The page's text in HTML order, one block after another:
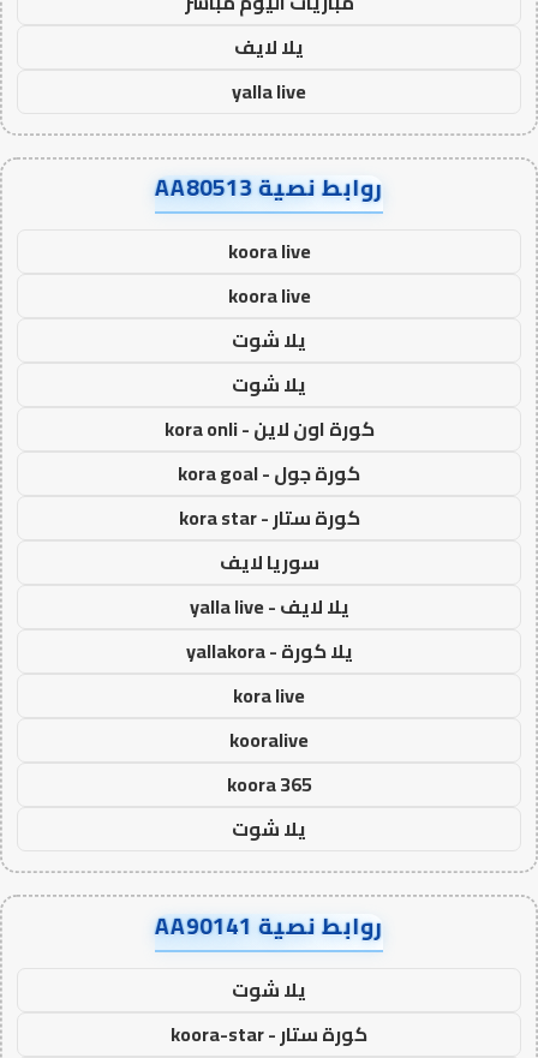
يلا لايف
yalla live
روابط نصية AA80513
koora live
koora live
يلا شوت
يلا شوت
كورة اون لاين - kora onli
كورة جول - kora goal
كورة ستار - kora star
سوريا لايف
يلا لايف - yalla live
يلا كورة - yallakora
kora live
kooralive
koora 365
يلا شوت
روابط نصية AA90141
يلا شوت
كورة ستار - koora-star